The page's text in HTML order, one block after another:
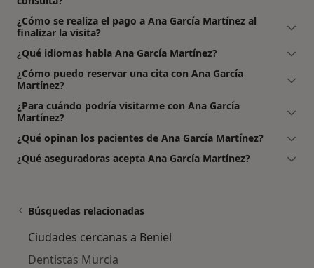
¿Cómo se realiza el pago a Ana García Martínez al
finalizar la visita?
¿Qué idiomas habla Ana García Martínez?
¿Cómo puedo reservar una cita con Ana García
Martínez?
¿Para cuándo podría visitarme con Ana García
Martínez?
¿Qué opinan los pacientes de Ana García Martínez?
¿Qué aseguradoras acepta Ana García Martínez?
Búsquedas relacionadas
Ciudades cercanas a Beniel
Dentistas Murcia